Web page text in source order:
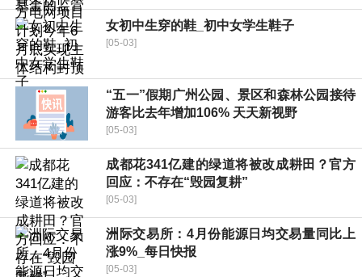
女初中生穿的鞋_初中女学生鞋子
[05-03]
“五一”假期广州公园、景区和森林公园接待
游客比去年增加106% 天天新视野
[05-03]
成都花341亿建的绿道将被改成耕田？官方
回应：不存在“毁园复耕”
[05-03]
洲际交易所：4月份能源日均交易量同比上
涨9%_每日快报
[05-03]